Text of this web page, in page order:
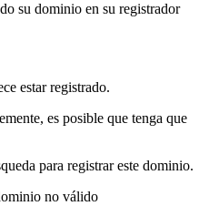
su dominio en su registrador
estar registrado.
es posible que tenga que
para registrar este dominio.
no válido